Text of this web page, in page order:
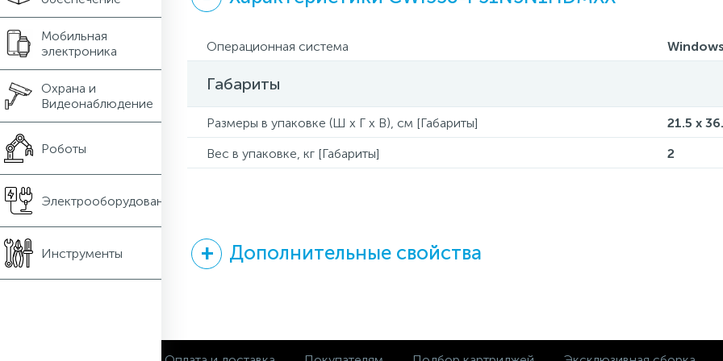
Мобильная
электроника
Охрана и
Видеонаблюдение
Роботы
Электрооборудование
Инструменты
Операционная система
Габариты
Размеры в упаковке (Ш x Г x В), см [Габариты]
21.5 x
Вес в упаковке, кг [Габариты]
2
Дополнительные свойства